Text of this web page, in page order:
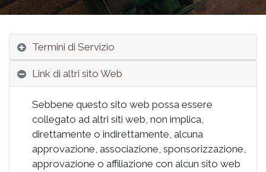
Termini di Servizio
Link di altri sito Web
Sebbene questo sito web possa essere
collegato ad altri siti web, non implica,
direttamente o indirettamente, alcuna
approvazione, associazione, sponsorizzazione,
approvazione o affiliazione con alcun sito web